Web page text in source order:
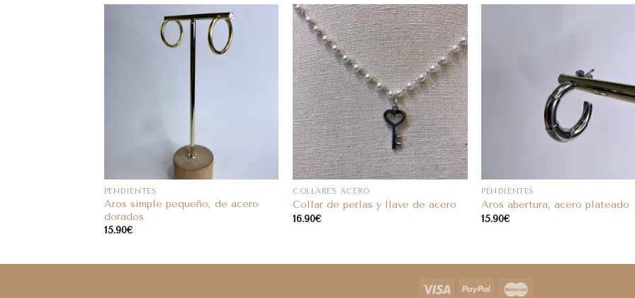
PENDIENTES
Aros simple pequeño, de acero
dorados
15.90€
COLLARES ACERO
Collar de perlas y llave de acero
16.90€
PENDIENTES
Aros abertura, acero plateado
15.90€